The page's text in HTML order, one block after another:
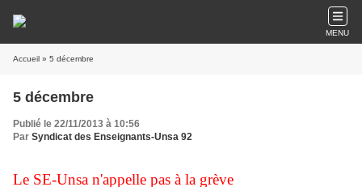
MENU
Accueil » 5 décembre
5 décembre
Publié le 22/11/2013 à 10:56
Par Syndicat des Enseignants-Unsa 92
Le SE-Unsa n'appelle pas à la grève